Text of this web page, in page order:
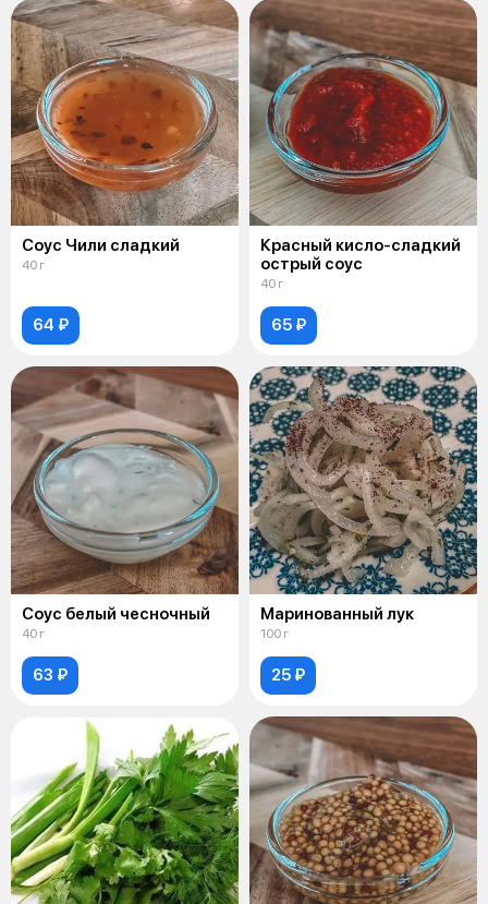
Соус Чили сладкий
40 г
64 ₽
Красный кисло-сладкий
острый соус
40 г
65 ₽
Соус белый чесночный
40 г
63 ₽
Маринованный лук
100 г
25 ₽